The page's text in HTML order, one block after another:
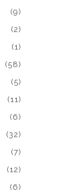
(9)
(2)
(1)
(58)
(5)
(11)
(6)
(32)
(7)
(12)
(6)